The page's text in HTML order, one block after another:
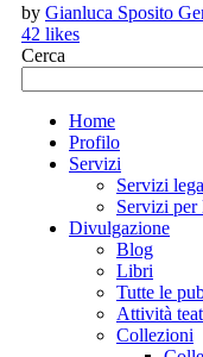
by Gianluca Sposito
42 likes
Cerca
Home
Profilo
Servizi
Servizi
Servizi per
Divulgazione
Blog
Libri
Tutte le
Attività
Collezioni